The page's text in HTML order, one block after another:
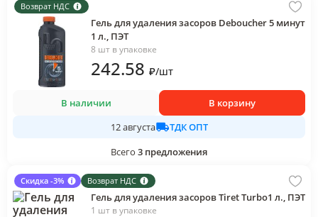
Возврат НДС
Гель для удаления засоров Deboucher 5 минут
1 л., ПЭТ
8 шт в упаковке
242.58 ₽/шт
В наличии
В корзину
12 августа
ТДК ОПТ
Всего 3 предложения
Скидка -3% Возврат НДС
Гель для удаления засоров Tiret Turbo1 л., ПЭТ
1 шт в упаковке